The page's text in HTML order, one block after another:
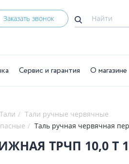
Заказать звонок
Сервис и гарантия О магазине
Тали
Тали ручные червячные
Таль ручная червячная
ТРЧП 10,0 Т